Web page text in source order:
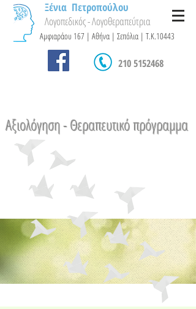
Ξένια Πετροπούλου
Λογοπεδικός - Λογοθεραπεύτρια
Αμφιαράου 167 | Αθήνα | Σεπόλια | Τ.Κ.10443
210 5152468
Αξιολόγηση - Θεραπευτικό πρόγραμμα